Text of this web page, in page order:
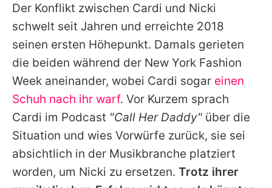
Der Konflikt zwischen Cardi und Nicki
schwelt seit Jahren und erreichte 2018
seinen ersten Höhepunkt. Damals gerieten
die beiden während der New York Fashion
Week aneinander, wobei Cardi sogar einen
Schuh nach ihr warf. Vor Kurzem sprach
Cardi im Podcast "Call Her Daddy" über die
Situation und wies Vorwürfe zurück, sie sei
absichtlich in der Musikbranche platziert
worden, um Nicki zu ersetzen. Trotz ihrer